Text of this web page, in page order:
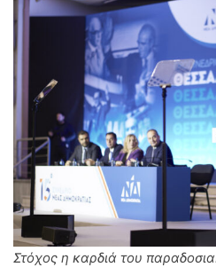
Στόχος η καρδιά του